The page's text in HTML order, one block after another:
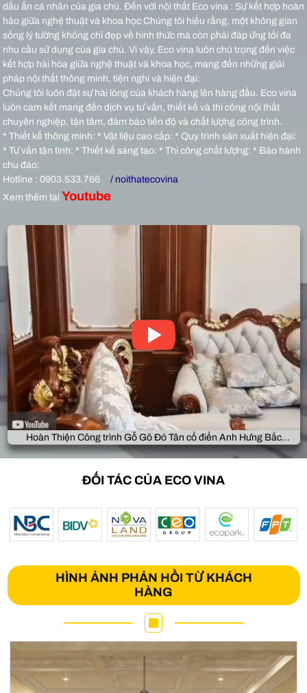
dấu ấn cá nhân của gia chủ. Đến với nội thất Eco vina : Sự kết hợp hoàn
hảo giữa nghệ thuật và khoa học Chúng tôi hiểu rằng, một không gian
sống lý tưởng không chỉ đẹp về hình thức mà còn phải đáp ứng tối đa
nhu cầu sử dụng của gia chủ. Vì vậy, Eco vina luôn chú trọng đến việc
kết hợp hài hòa giữa nghệ thuật và khoa học, mang đến những giải
pháp nội thất thông minh, tiện nghi và hiện đại:
Chúng tôi luôn đặt sự hài lòng của khách hàng lên hàng đầu. Eco vina
luôn cam kết mang đến dịch vụ tư vấn, thiết kế và thi công nội thất
chuyên nghiệp, tận tâm, đảm bảo tiến độ và chất lượng công trình.
* Thiết kế thông minh: * Vật liệu cao cấp: * Quy trình sản xuất hiện đại:
* Tư vấn tận tình: * Thiết kế sáng tạo: * Thi công chất lượng: * Bảo hành
chu đáo:
Hotline : 0903.533.766
/ noithatecovina
Xem thêm tại Youtube
Hoàn Thiện Công trình Gỗ Gõ Đỏ Tân cổ điển Anh Hưng Bắc
Giang
ĐỐI TÁC CỦA ECO VINA
HÌNH ẢNH PHẢN HỒI TỪ KHÁCH
HÀNG